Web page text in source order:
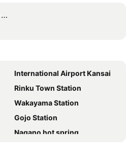
International Airport Kansai
Rinku Town Station
Wakayama Station
Gojo Station
Nagano hot spring